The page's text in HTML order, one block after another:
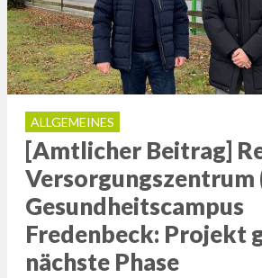
ALLGEMEINES
[Amtlicher Beitrag]
Versorgungszentrum
Gesundheitscampus
Fredenbeck: Projekt
nächste Phase